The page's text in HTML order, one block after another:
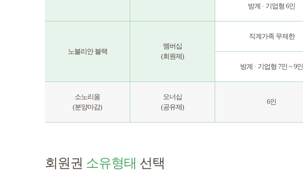
방계 · 기업형 6인
노블리안 블랙
멤버십
(회원제)
직계가족 무제한
방계 · 기업형 7인 ~ 9인
소노리움
(분양마감)
오너십
(공유제)
6인
회원권 소유형태 선택